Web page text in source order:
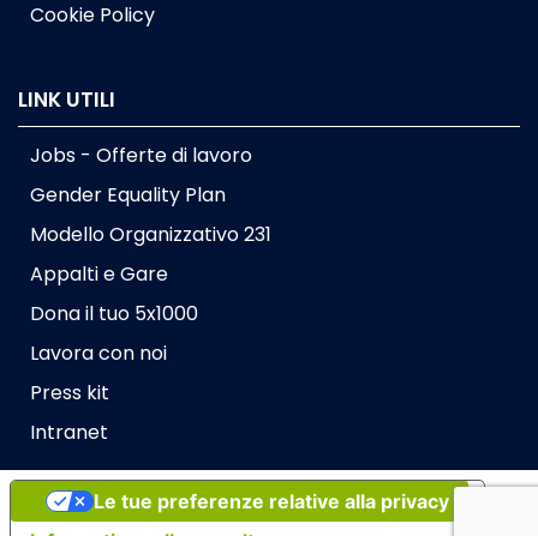
Cookie Policy
LINK UTILI
Jobs - Offerte di lavoro
Gender Equality Plan
Modello Organizzativo 231
Appalti e Gare
Dona il tuo 5x1000
Lavora con noi
Press kit
Intranet
Le tue preferenze relative alla privacy